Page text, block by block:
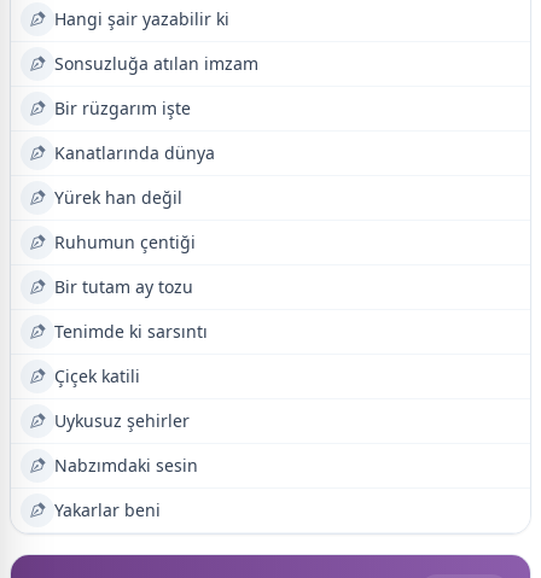
Hangi şair yazabilir ki
Sonsuzluğa atılan imzam
Bir rüzgarım işte
Kanatlarında dünya
Yürek han değil
Ruhumun çentiği
Bir tutam ay tozu
Tenimde ki sarsıntı
Çiçek katili
Uykusuz şehirler
Nabzımdaki sesin
Yakarlar beni